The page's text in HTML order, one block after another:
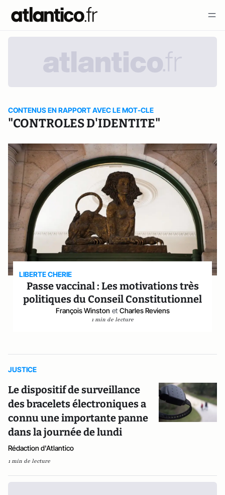
CONTENUS EN RAPPORT AVEC LE MOT-CLE
"CONTROLES D'IDENTITE"
LIBERTE CHERIE
Passe vaccinal : Les motivations très
politiques du Conseil Constitutionnel
François Winston et Charles Reviens
1 min de lecture
JUSTICE
Le dispositif de surveillance
des bracelets électroniques a
connu une importante panne
dans la journée de lundi
Rédaction d'Atlantico
1 min de lecture